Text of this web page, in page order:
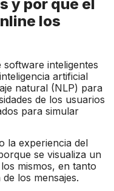
y por qué el
los
inteligentes
artificial
natural (NLP) para
de los usuarios
para simular
la experiencia del
se visualiza un
mismos, en tanto
los mensajes.